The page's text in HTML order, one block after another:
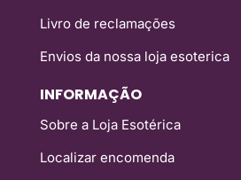
Livro de reclamações
Envios da nossa loja esoterica
INFORMAÇÃO
Sobre a Loja Esotérica
Localizar encomenda